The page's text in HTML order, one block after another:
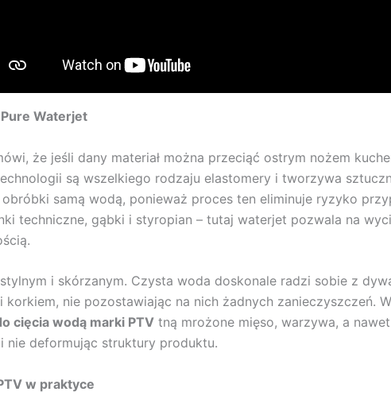
Waterjet
że jeśli dany materiał można przeciąć ostrym nożem
są wszelkiego rodzaju elastomery i tworzywa
samą wodą, ponieważ proces ten eliminuje ryzyko
techniczne, gąbki i styropian – tutaj waterjet pozwala na
i skórzanym. Czysta woda doskonale radzi sobie z
nie pozostawiając na nich żadnych zanieczyszczeń.
cięcia wodą marki PTV tną mrożone mięso, warzywa, a
nie deformując struktury produktu.
w praktyce